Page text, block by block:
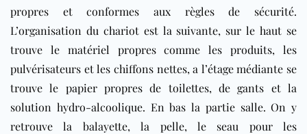
propres et conformes aux règles de sécurité.
L’organisation du chariot est la suivante, sur le haut se
trouve le matériel propres comme les produits, les
pulvérisateurs et les chiffons nettes, a l’étage médiante se
trouve le papier propres de toilettes, de gants et la
solution hydro-alcoolique. En bas la partie salle. On y
retrouve la balayette, la pelle, le seau pour les